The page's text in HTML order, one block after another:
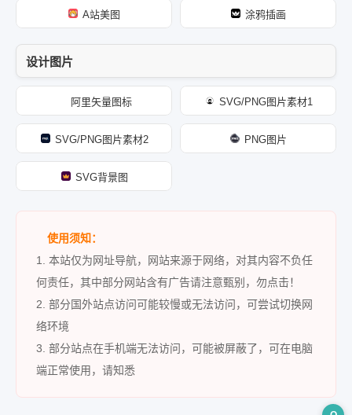
A站美图 涂鸦插画
设计图片
阿里矢量图标 SVG/PNG图片素材1
SVG/PNG图片素材2 PNG图片
SVG背景图
使用须知：
1. 本站仅为网址导航，网站来源于网络，对其内容不负任
何责任，其中部分网站含有广告请注意甄别，勿点击！
2. 部分国外站点访问可能较慢或无法访问，可尝试切换网
络环境
3. 部分站点在手机端无法访问，可能被屏蔽了，可在电脑
端正常使用，请知悉